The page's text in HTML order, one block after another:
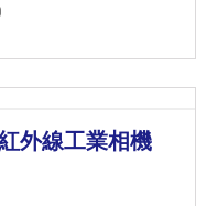
外線工業相機